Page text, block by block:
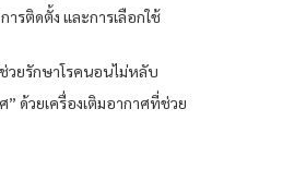
รติดตั้ง และการเลือกใช้
วยรักษาโรคนอนไม่หลับ
ด้วยเครื่องเติมอากาศที่ช่วย